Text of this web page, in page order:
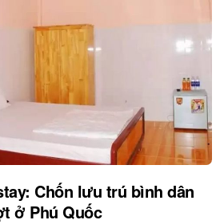
Chốn lưu trú bình dân
ở Phú Quốc